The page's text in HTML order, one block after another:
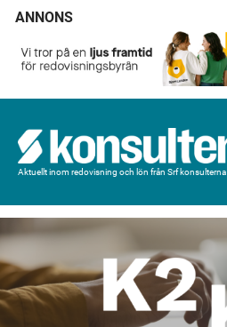
ANNONS
Aktuellt inom redovisning och lön från Srf konsulterna